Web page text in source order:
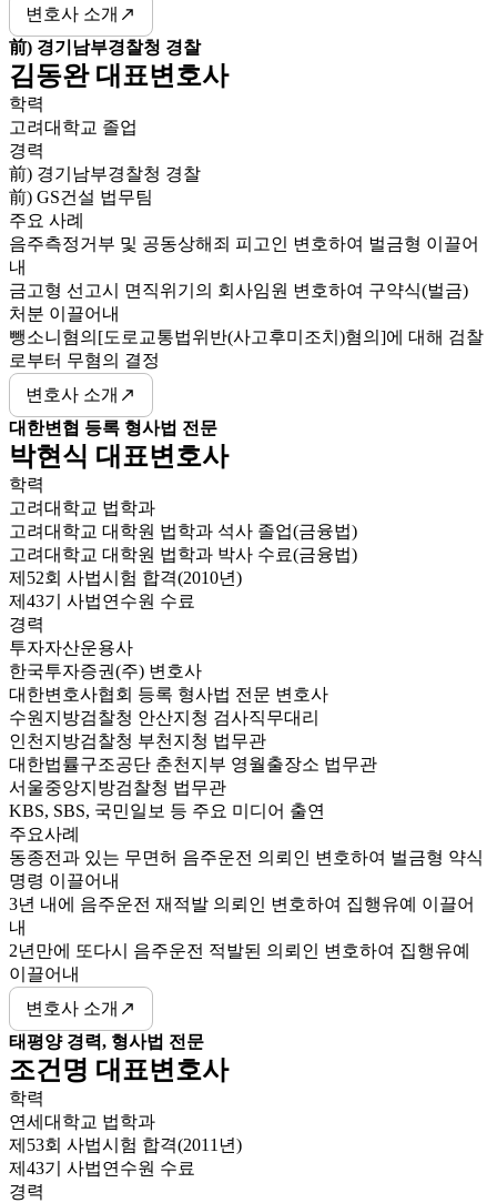
변호사 소개
前) 경기남부경찰청 경찰
김동완 대표변호사
학력
고려대학교 졸업
경력
前) 경기남부경찰청 경찰
前) GS건설 법무팀
주요 사례
음주측정거부 및 공동상해죄 피고인 변호하여 벌금형 이끌어
내
금고형 선고시 면직위기의 회사임원 변호하여 구약식(벌금)
처분 이끌어내
뺑소니혐의[도로교통법위반(사고후미조치)혐의]에 대해 검찰
로부터 무혐의 결정
변호사 소개
대한변협 등록 형사법 전문
박현식 대표변호사
학력
고려대학교 법학과
고려대학교 대학원 법학과 석사 졸업(금융법)
고려대학교 대학원 법학과 박사 수료(금융법)
제52회 사법시험 합격(2010년)
제43기 사법연수원 수료
경력
투자자산운용사
한국투자증권(주) 변호사
대한변호사협회 등록 형사법 전문 변호사
수원지방검찰청 안산지청 검사직무대리
인천지방검찰청 부천지청 법무관
대한법률구조공단 춘천지부 영월출장소 법무관
서울중앙지방검찰청 법무관
KBS, SBS, 국민일보 등 주요 미디어 출연
주요사례
동종전과 있는 무면허 음주운전 의뢰인 변호하여 벌금형 약식
명령 이끌어내
3년 내에 음주운전 재적발 의뢰인 변호하여 집행유예 이끌어
내
2년만에 또다시 음주운전 적발된 의뢰인 변호하여 집행유예
이끌어내
변호사 소개
태평양 경력, 형사법 전문
조건명 대표변호사
학력
연세대학교 법학과
제53회 사법시험 합격(2011년)
제43기 사법연수원 수료
경력